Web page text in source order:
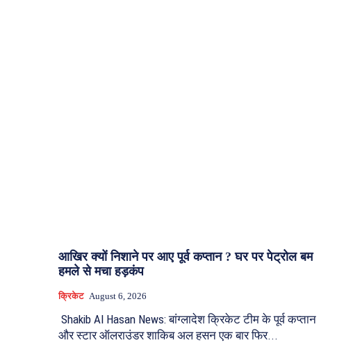
आखिर क्यों निशाने पर आए पूर्व कप्तान ? घर पर पेट्रोल बम
हमले से मचा हड़कंप
क्रिकेट August 6, 2026
Shakib Al Hasan News: बांग्लादेश क्रिकेट टीम के पूर्व कप्तान
और स्टार ऑलराउंडर शाकिब अल हसन एक बार फिर...